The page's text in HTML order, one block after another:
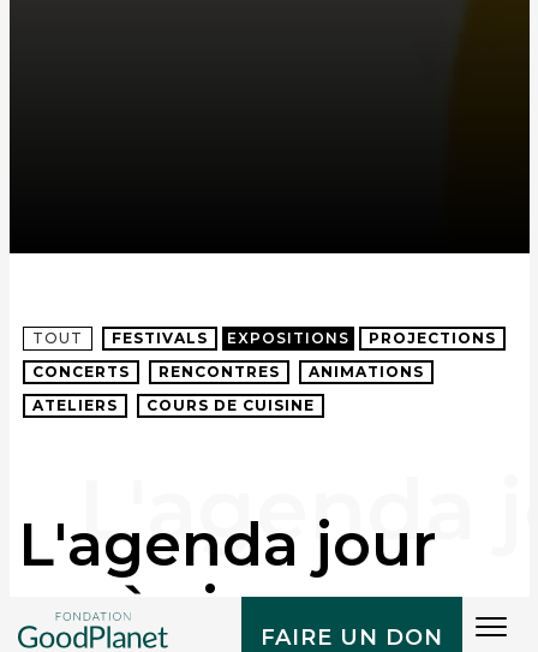
FAIRE UN DON
TOUT FESTIVALS EXPOSITIONS
PROJECTIONS
CONCERTS
RENCONTRES
ANIMATIONS
ATELIERS
COURS DE CUISINE
L'agenda jour
après jour